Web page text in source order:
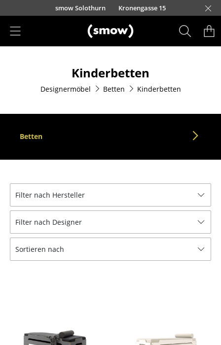
Direkt zum Inhaltsmow Solothurn Kronengasse 15
Esszimmerstühle
Sofas
Sessel
Freischwinger
Barhocker
Hocker
Bänke & Liegen
Schaukelstühle
Kinderbetten
Designermöbel Betten Kinderbetten
Betten
Filter nach Hersteller
Filter nach Designer
Sortieren nach